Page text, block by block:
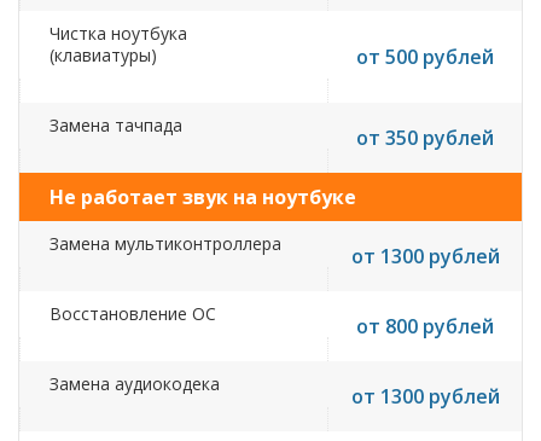
Чистка ноутбука
(клавиатуры)
от 500 рублей
Замена тачпада от 350 рублей
Не работает звук на ноутбуке
Замена мультиконтроллера от 1300 рублей
Восстановление ОС от 800 рублей
Замена аудиокодека от 1300 рублей